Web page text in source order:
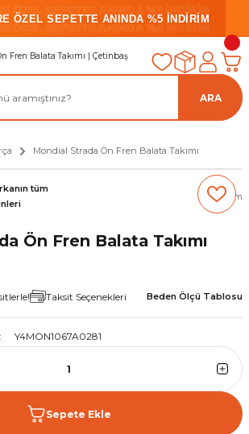
ÖZEL SEPETTE ANINDA %5 İNDİRİM
ÖZEL SEPETTE ANINDA %5 İNDİRİM
ÖZEL SEPETTE ANINDA %5 İNDİRİM
ARA
Mondial Strada Ön Fren Balata Takımı
tüm
(0) Yorum
Ön Fren Balata Takımı
Taksit Seçenekleri Beden Ölçü Tablosu
Y4MON1067A0281
Sepete Ekle